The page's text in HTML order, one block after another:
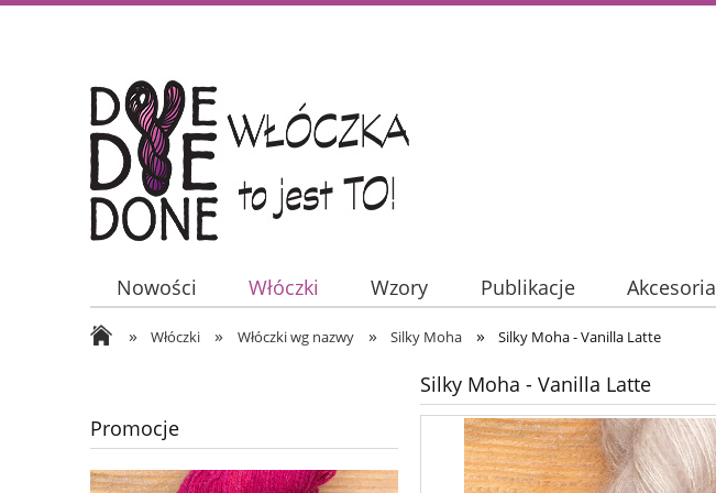
Nowości Włóczki Wzory Publikacje Akcesoria
» Włóczki » Włóczki wg nazwy » Silky Moha » Silky Moha - Vanilla Latte
Promocje
Silky Moha - Vanilla Latte